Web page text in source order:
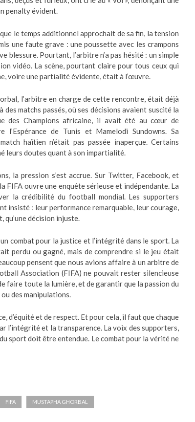
penalty évident.
le temps additionnel approchait de sa fin, la tension
une faute grave : une poussette avec les crampons
blessure. Pourtant, l’arbitre n’a pas hésité : un simple
vidéo. La scène, pourtant claire pour tous ceux qui
voire une partialité évidente, était à l’œuvre.
l’arbitre en charge de cette rencontre, était déjà
matchs passés, où ses décisions avaient suscité la
des Champions africaine, il avait été au cœur de
l’Espérance de Tunis et Mamelodi Sundowns. Sa
haïtien n’était pas passée inaperçue. Certains
leurs doutes quant à son impartialité.
la pression s’est accrue. Sur Twitter, Facebook, et
ouvre une enquête sérieuse et indépendante. La
la crédibilité du football mondial. Les supporters
insisté : leur performance remarquable, leur courage,
qu’une décision injuste.
combat pour la justice et l’intégrité dans le sport. La
perdu ou gagné, mais de comprendre si le jeu était
pensent que nous avions affaire à un arbitre de
Association (FIFA) ne pouvait rester silencieuse
faire toute la lumière, et de garantir que la passion du
des manipulations.
et de respect. Et pour cela, il faut que chaque
l’intégrité et la transparence. La voix des supporters,
sport doit être entendue. Le combat pour la vérité ne
FIFA MUSTAPHA GHORBAL